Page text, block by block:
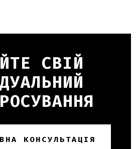
СВІЙ
КОНСУЛЬТАЦІЯ